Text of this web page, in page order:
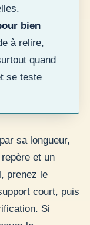
bien
à relire,
quand
se teste
sa longueur,
et un
prenez le
court, puis
Si